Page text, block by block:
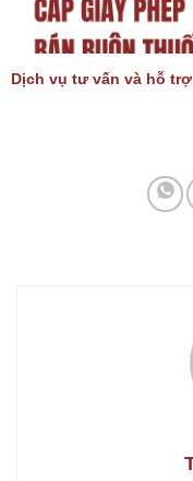
Dịch vụ tư vấn và hỗ